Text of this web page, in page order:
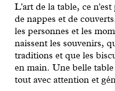
L'art de la table, ce
de nappes et de
les personnes et les
naissent les souvenirs,
traditions et que les
en main. Une belle table
tout avec attention et